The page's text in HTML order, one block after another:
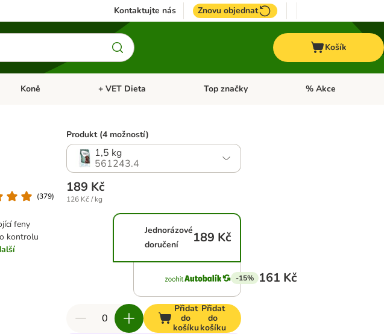
Kontaktujte nás Znovu objednat
Košík
Otevřít menu: Akvaristika
Koně Otevřít menu: Koně
+ VET Dieta Otevřít menu: + VET Dieta
Top značky Otevřít menu: Top
% Akce
(379)
feny
kontrolu
Produkt (4 možností)
1,5 kg
561243.4
189 Kč
126 Kč / kg
Jednorázové
doručení
189 Kč
-15% 161 Kč
Přidat
do
košíku
Přidat
do
košíku